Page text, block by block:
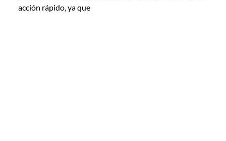
acción rápido, ya que